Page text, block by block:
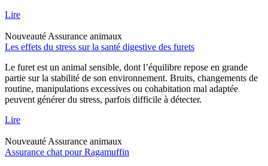
Lire
Nouveauté Assurance animaux
Les effets du stress sur la santé digestive des furets
Le furet est un animal sensible, dont l’équilibre repose en grande
partie sur la stabilité de son environnement. Bruits, changements de
routine, manipulations excessives ou cohabitation mal adaptée
peuvent générer du stress, parfois difficile à détecter.
Lire
Nouveauté Assurance animaux
Assurance chat pour Ragamuffin